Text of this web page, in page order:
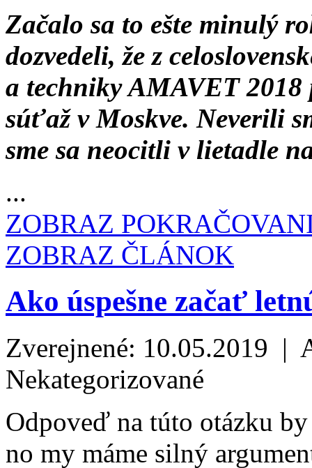
Začalo sa to ešte minulý
dozvedeli, že z
a techniky AMAVET 2018
súťaž v Moskve. Neverili
sme sa neocitli v lietadle
...
ZOBRAZ
ZOBRAZ ČLÁNOK
Ako úspešne začať
Zverejnené: 10.05.2019 |
Nekategorizované
Odpoveď na túto otázku
no my máme silný